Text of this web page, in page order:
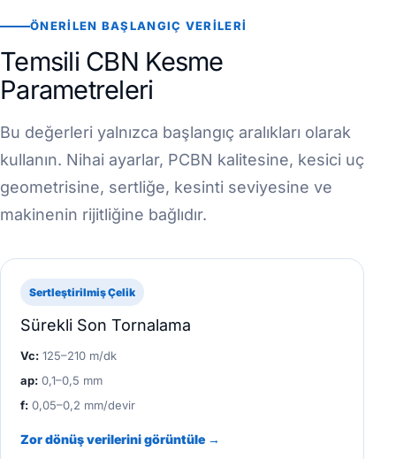
ÖNERILEN BAŞLANGIÇ VERILERI
Temsili CBN Kesme
Parametreleri
Bu değerleri yalnızca başlangıç aralıkları olarak
kullanın. Nihai ayarlar, PCBN kalitesine, kesici uç
geometrisine, sertliğe, kesinti seviyesine ve
makinenin rijitliğine bağlıdır.
Sertleştirilmiş Çelik
Sürekli Son Tornalama
Vc: 125–210 m/dk
ap: 0,1–0,5 mm
f: 0,05–0,2 mm/devir
Zor dönüş verilerini görüntüle →